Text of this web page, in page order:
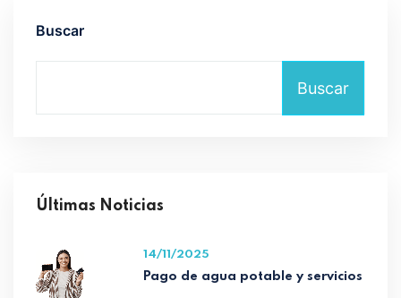
Buscar
Buscar
Últimas Noticias
14/11/2025
Pago de agua potable y servicios